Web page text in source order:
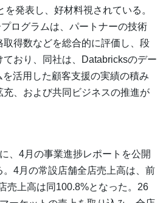
発表し、好材料視されている。
ログラムは、パートナーの技術
得数などを総合的に評価し、段
ており、同社は、Databricksのデー
活用した顧客支援の実績の積み
充、および共同ビジネスの推進が
、4月の事業進捗レポートを公開
。4月の常設店舗全店売上高は、前
売上高は同100.8%となった。26